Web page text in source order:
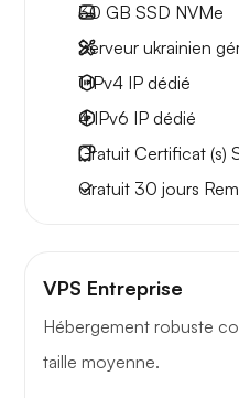
30 GB SSD NVMe
Serveur ukrainien
1 IPv4 IP dédié
4 IPv6 IP dédié
Gratuit Certificat (s)
Gratuit 30 jours
VPS Entreprise
Hébergement robuste
taille moyenne.